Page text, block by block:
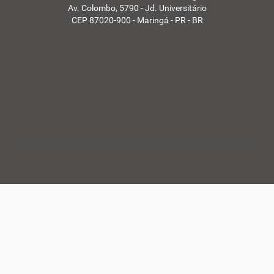
Av. Colombo, 5790 - Jd. Universitário
CEP 87020-900 - Maringá - PR - BR